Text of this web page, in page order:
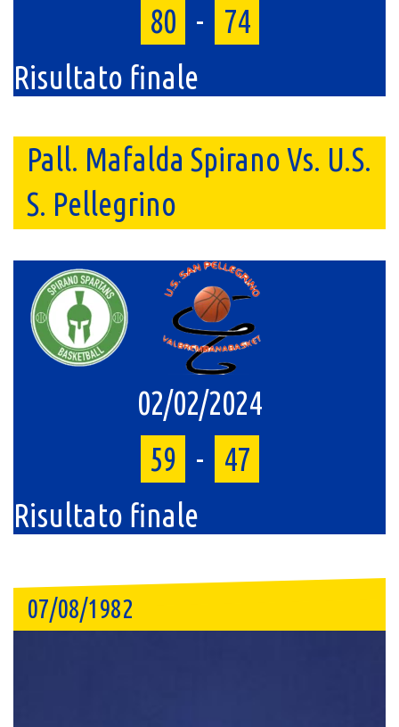
80 -
74
Risultato finale
Pall. Mafalda Spirano Vs. U.S.
S. Pellegrino
02/02/2024
59 -
47
Risultato finale
07/08/1982